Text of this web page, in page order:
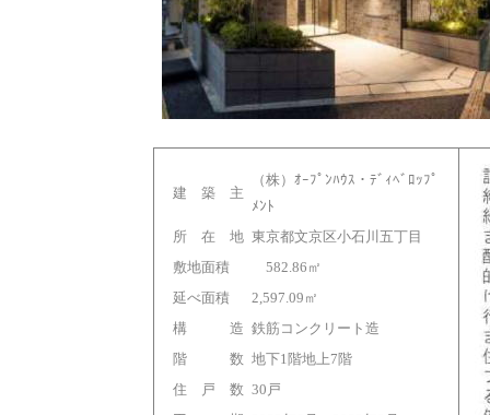
建 築 主
（株）ｵｰﾌﾟﾝﾊｳｽ・ﾃﾞｨﾍﾞﾛｯﾌﾟ
ﾒﾝﾄ
所 在 地 東京都文京区小石川五丁目
敷地面積
582.86㎡
延べ面積
2,597.09㎡
構 造 鉄筋コンクリート造
階 数 地下1階地上7階
住 戸 数 30戸